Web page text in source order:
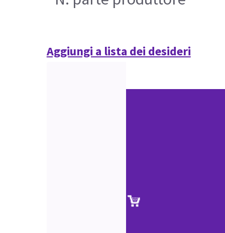
Aggiungi a lista dei desideri